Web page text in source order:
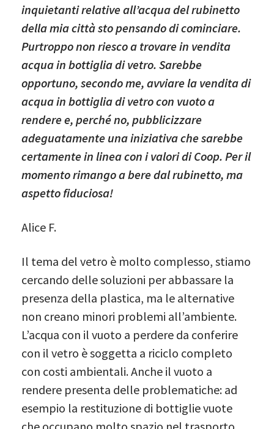
inquietanti relative all’acqua del rubinetto
della mia città sto pensando di cominciare.
Purtroppo non riesco a trovare in vendita
acqua in bottiglia di vetro. Sarebbe
opportuno, secondo me, avviare la vendita di
acqua in bottiglia di vetro con vuoto a
rendere e, perché no, pubblicizzare
adeguatamente una iniziativa che sarebbe
certamente in linea con i valori di Coop. Per il
momento rimango a bere dal rubinetto, ma
aspetto fiduciosa!
Alice F.
Il tema del vetro è molto complesso, stiamo
cercando delle soluzioni per abbassare la
presenza della plastica, ma le alternative
non creano minori problemi all’ambiente.
L’acqua con il vuoto a perdere da conferire
con il vetro è soggetta a riciclo completo
con costi ambientali. Anche il vuoto a
rendere presenta delle problematiche: ad
esempio la restituzione di bottiglie vuote